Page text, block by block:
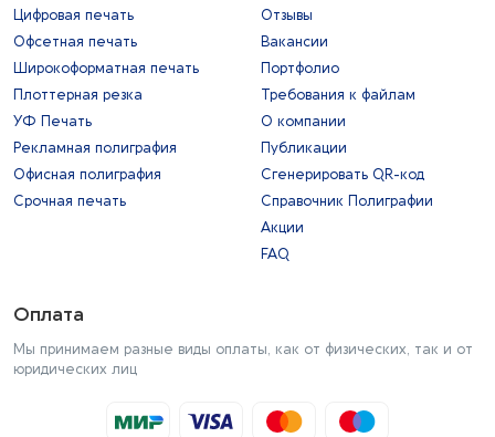
Цифровая печать
Офсетная печать
Широкоформатная печать
Плоттерная резка
УФ Печать
Рекламная полиграфия
Офисная полиграфия
Срочная печать
Отзывы
Вакансии
Портфолио
Требования к файлам
О компании
Публикации
Сгенерировать QR-код
Справочник Полиграфии
Акции
FAQ
Оплата
Мы принимаем разные виды оплаты, как от физических, так и от
юридических лиц